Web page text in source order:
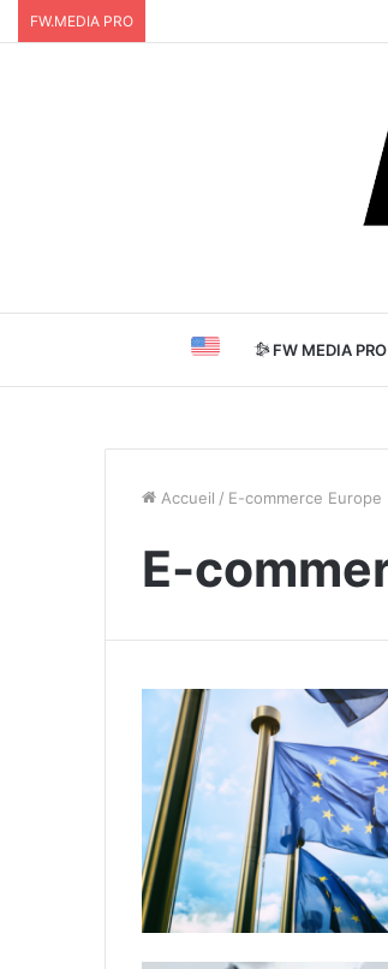
FW.MEDIA PRO
FW MEDIA PRO
Accueil / E-commerce Europe
E-